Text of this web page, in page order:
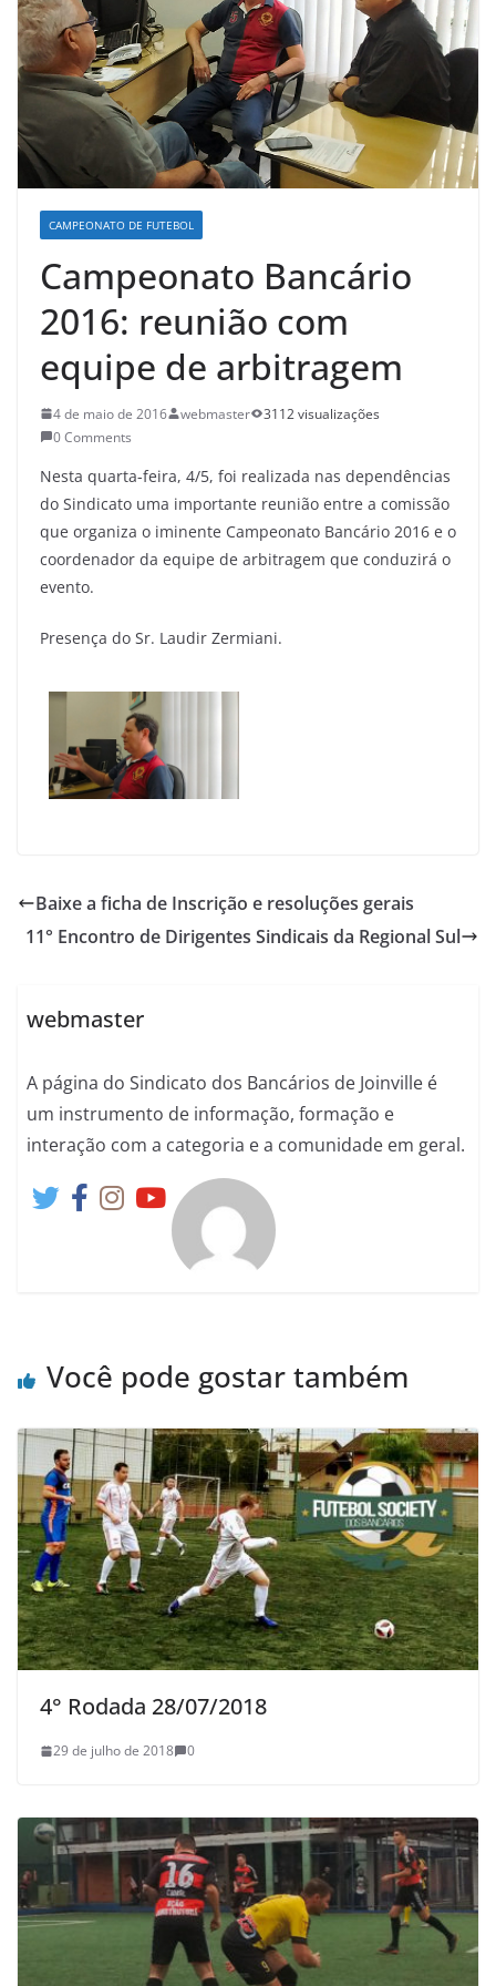
CAMPEONATO DE FUTEBOL
Campeonato Bancário
2016: reunião com
equipe de arbitragem
4 de maio de 2016 webmaster
3112 visualizações
0 Comments
Nesta quarta-feira, 4/5, foi realizada nas dependências
do Sindicato uma importante reunião entre a comissão
que organiza o iminente Campeonato Bancário 2016 e o
coordenador da equipe de arbitragem que conduzirá o
evento.
Presença do Sr. Laudir Zermiani.
Baixe a ficha de Inscrição e resoluções gerais
11° Encontro de Dirigentes Sindicais da Regional Sul
webmaster
A página do Sindicato dos Bancários de Joinville é
um instrumento de informação, formação e
interação com a categoria e a comunidade em geral.
Você pode gostar também
4° Rodada 28/07/2018
29 de julho de 2018 0